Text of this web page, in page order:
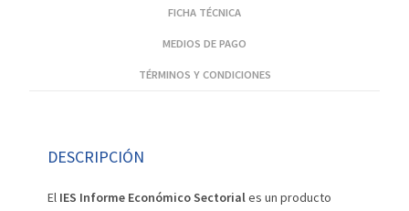
FICHA TÉCNICA
MEDIOS DE PAGO
TÉRMINOS Y CONDICIONES
DESCRIPCIÓN
El IES Informe Económico Sectoriales un producto